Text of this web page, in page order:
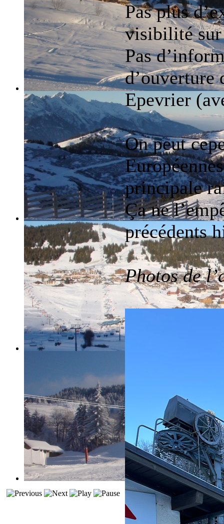
Pas plus
visibilité
Pas
d’ouverture
Epevrier
On peut
principale
Ça ne
précédents
Photos de